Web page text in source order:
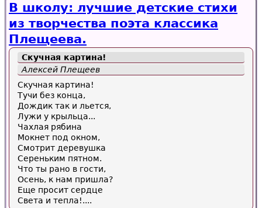
В школу: лучшие детские стихи
из творчества поэта классика
Плещеева.
Скучная картина!
Алексей Плещеев
Скучная картина!
Тучи без конца,
Дождик так и льется,
Лужи у крыльца...
Чахлая рябина
Мокнет под окном,
Смотрит деревушка
Сереньким пятном.
Что ты рано в гости,
Осень, к нам пришла?
Еще просит сердце
Света и тепла!....